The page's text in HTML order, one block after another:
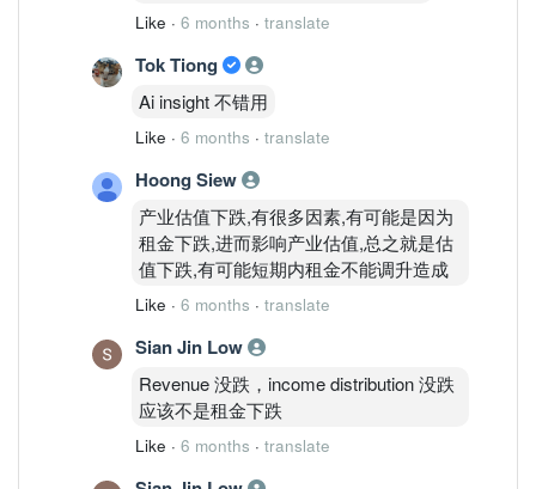
Like · 6 months · translate
Tok Tiong
Ai insight 不错用
Like · 6 months · translate
Hoong Siew
产业估值下跌,有很多因素,有可能是因为
租金下跌,进而影响产业估值,总之就是估
值下跌,有可能短期内租金不能调升造成
Like · 6 months · translate
Sian Jin Low
Revenue 没跌，income distribution 没跌
应该不是租金下跌
Like · 6 months · translate